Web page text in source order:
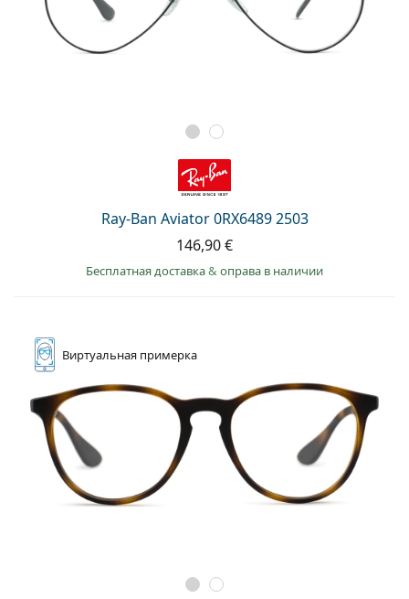
Ray-Ban Aviator 0RX6489 2503
146,90 €
Бесплатная доставка& оправа в наличии
Виртуальная примерка